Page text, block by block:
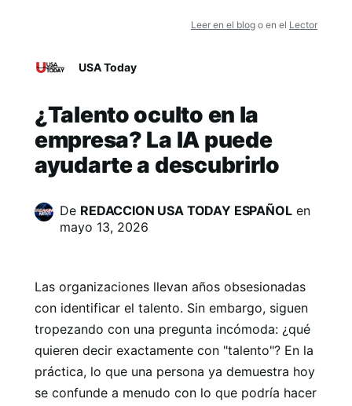
Leer en el blog o en el Lector
USA Today
¿Talento oculto en la
empresa? La IA puede
ayudarte a descubrirlo
De REDACCION USA TODAY ESPAÑOLen
mayo 13, 2026
Las organizaciones llevan años obsesionadas
con identificar el talento. Sin embargo, siguen
tropezando con una pregunta incómoda: ¿qué
quieren decir exactamente con "talento"? En la
práctica, lo que una persona ya demuestra hoy
se confunde a menudo con lo que podría hacer